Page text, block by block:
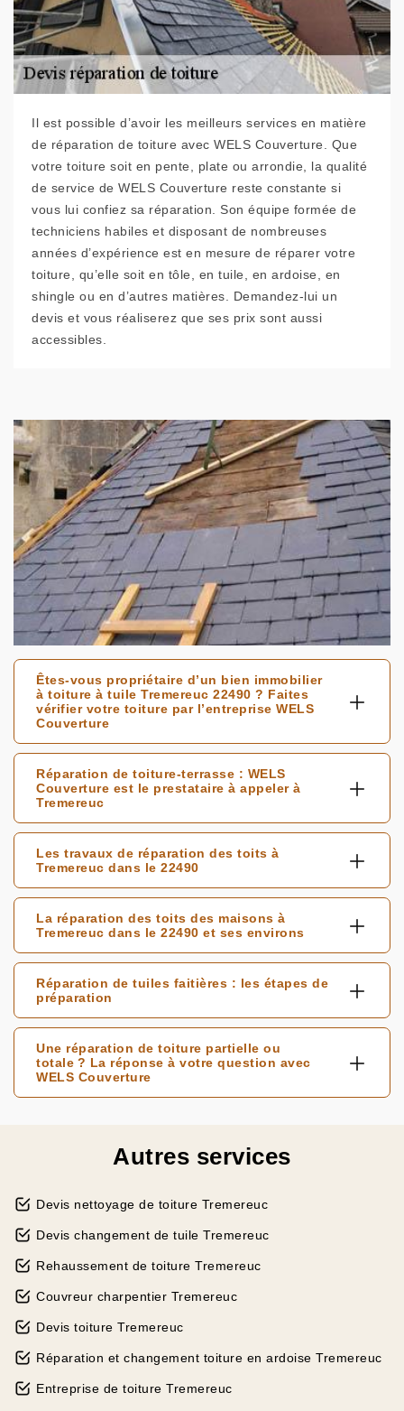
Il est possible d’avoir les meilleurs services en matière
de réparation de toiture avec WELS Couverture. Que
votre toiture soit en pente, plate ou arrondie, la qualité
de service de WELS Couverture reste constante si
vous lui confiez sa réparation. Son équipe formée de
techniciens habiles et disposant de nombreuses
années d’expérience est en mesure de réparer votre
toiture, qu’elle soit en tôle, en tuile, en ardoise, en
shingle ou en d’autres matières. Demandez-lui un
devis et vous réaliserez que ses prix sont aussi
accessibles.
Êtes-vous propriétaire d’un bien immobilier
à toiture à tuile Tremereuc 22490 ? Faites
vérifier votre toiture par l’entreprise WELS
Couverture
Réparation de toiture-terrasse : WELS
Couverture est le prestataire à appeler à
Tremereuc
Les travaux de réparation des toits à
Tremereuc dans le 22490
La réparation des toits des maisons à
Tremereuc dans le 22490 et ses environs
Réparation de tuiles faitières : les étapes de
préparation
Une réparation de toiture partielle ou
totale ? La réponse à votre question avec
WELS Couverture
Autres services
Devis nettoyage de toiture Tremereuc
Devis changement de tuile Tremereuc
Rehaussement de toiture Tremereuc
Couvreur charpentier Tremereuc
Devis toiture Tremereuc
Réparation et changement toiture en ardoise Tremereuc
Entreprise de toiture Tremereuc